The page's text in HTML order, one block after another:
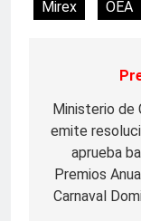
Mirex
OEA
de
entradas
Ministerio de
emite
aprueba
Premios
Carnaval